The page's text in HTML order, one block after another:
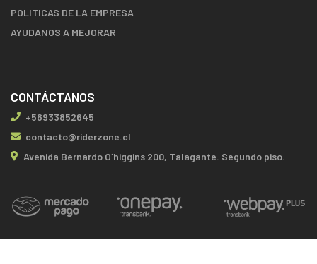
POLITICAS DE LA EMPRESA
AYUDANOS A MEJORAR
CONTÁCTANOS
+56933852645
contacto@riderzone.cl
Avenida Bernardo O´higgins 200, Talagante. Segundo piso.